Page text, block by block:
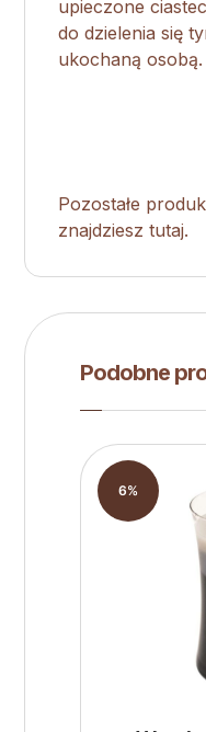
upieczone
do dzielenia się
ukochaną osobą.
Pozostałe
znajdziesz tutaj.
Podobne
6%